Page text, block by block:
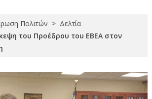
Πολιτών > Δελτία
του Προέδρου του ΕΒΕΑ στον